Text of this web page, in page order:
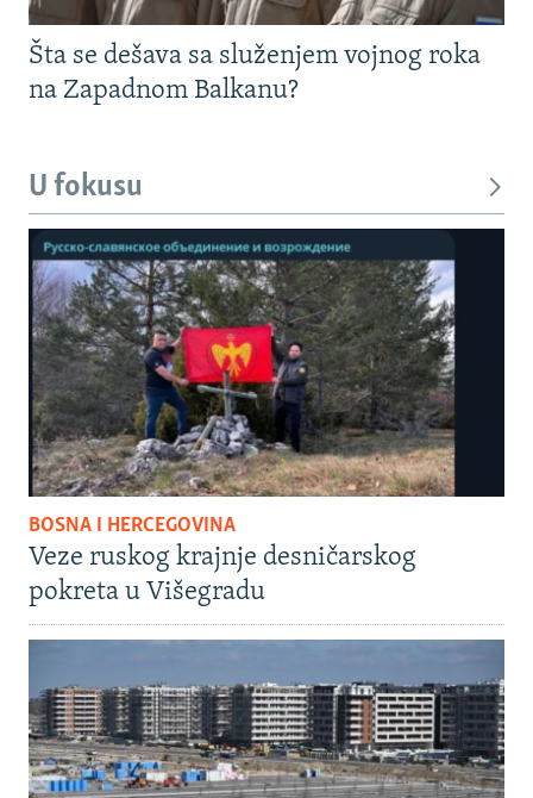
Šta se dešava sa služenjem vojnog roka
na Zapadnom Balkanu?
U fokusu
BOSNA I HERCEGOVINA
Veze ruskog krajnje desničarskog
pokreta u Višegradu